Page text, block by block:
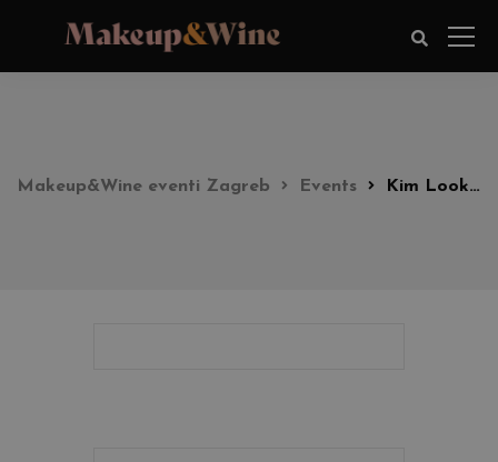
Makeup&Wine eventi Zagreb Events Kim Look party 17:00h